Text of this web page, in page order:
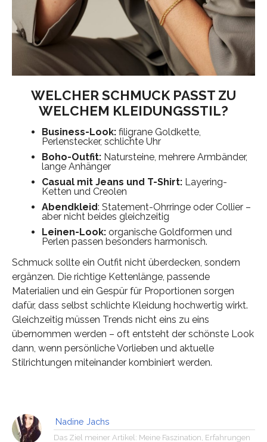
WELCHER SCHMUCK PASST ZU
WELCHEM KLEIDUNGSSTIL?
Business-Look:filigrane Goldkette,
Perlenstecker, schlichte Uhr
Boho-Outfit:Natursteine, mehrere Armbänder,
lange Anhänger
Casual mit Jeans und T-Shirt:Layering-
Ketten und Creolen
Abendkleid: Statement-Ohrringe oder Collier –
aber nicht beides gleichzeitig
Leinen-Look:organische Goldformen und
Perlen passen besonders harmonisch.
Schmuck sollte ein Outfit nicht überdecken, sondern
ergänzen. Die richtige Kettenlänge, passende
Materialien und ein Gespür für Proportionen sorgen
dafür, dass selbst schlichte Kleidung hochwertig wirkt.
Gleichzeitig müssen Trends nicht eins zu eins
übernommen werden – oft entsteht der schönste Look
dann, wenn persönliche Vorlieben und aktuelle
Stilrichtungen miteinander kombiniert werden.
Nadine Jachs
Das Ziel meiner Artikel: Meine Faszination, Erfahrungen